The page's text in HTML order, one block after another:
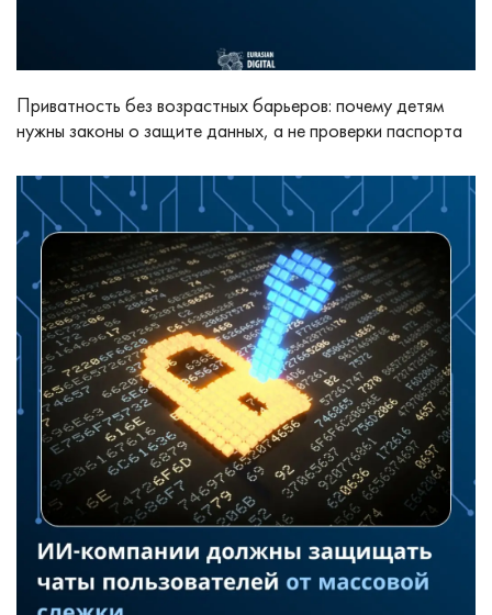
Приватность без возрастных барьеров: почему детям
нужны законы о защите данных, а не проверки паспорта